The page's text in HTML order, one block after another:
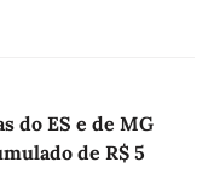
do ES e de MG
de R$ 5